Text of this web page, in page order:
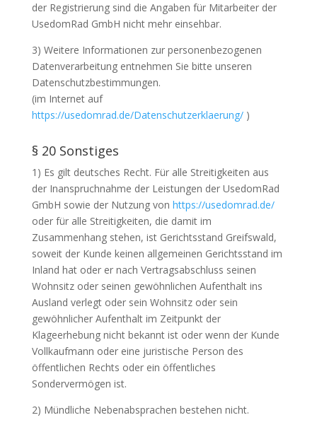
der Registrierung sind die Angaben für Mitarbeiter der
UsedomRad GmbH nicht mehr einsehbar.
3) Weitere Informationen zur personenbezogenen
Datenverarbeitung entnehmen Sie bitte unseren
Datenschutzbestimmungen.
(im Internet auf
https://usedomrad.de/Datenschutzerklaerung/)
§ 20 Sonstiges
1) Es gilt deutsches Recht. Für alle Streitigkeiten aus
der Inanspruchnahme der Leistungen der UsedomRad
GmbH sowie der Nutzung von https://usedomrad.de/
oder für alle Streitigkeiten, die damit im
Zusammenhang stehen, ist Gerichtsstand Greifswald,
soweit der Kunde keinen allgemeinen Gerichtsstand im
Inland hat oder er nach Vertragsabschluss seinen
Wohnsitz oder seinen gewöhnlichen Aufenthalt ins
Ausland verlegt oder sein Wohnsitz oder sein
gewöhnlicher Aufenthalt im Zeitpunkt der
Klageerhebung nicht bekannt ist oder wenn der Kunde
Vollkaufmann oder eine juristische Person des
öffentlichen Rechts oder ein öffentliches
Sondervermögen ist.
2) Mündliche Nebenabsprachen bestehen nicht.